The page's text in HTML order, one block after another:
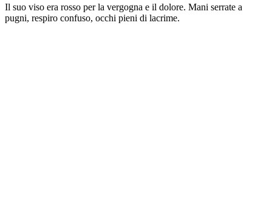
Il suo viso era rosso per la vergogna e il dolore. Mani serrate a
pugni, respiro confuso, occhi pieni di lacrime.